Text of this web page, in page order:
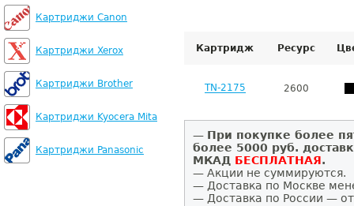
Картриджи Canon
Картриджи Xerox
Картриджи Brother
Картриджи Kyocera Mita
Картриджи Panasonic
Картридж Ресурс
TN-2175 2600
— При покупке более
более 5000 руб.
МКАД БЕСПЛАТНАЯ.
— Акции не суммируются.
— Доставка по Москве
— Доставка по России —